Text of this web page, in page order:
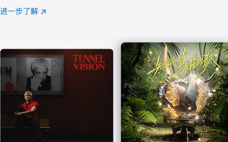
注
进一步了解 Apple
(在
口
中
打
开)